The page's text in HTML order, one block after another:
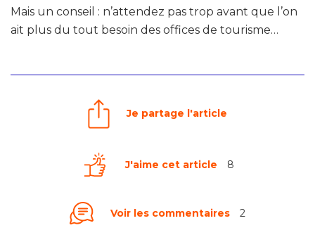
Mais un conseil : n’attendez pas trop avant que l’on
ait plus du tout besoin des offices de tourisme…
Je partage l'article
J'aime cet article 8
Voir les commentaires 2